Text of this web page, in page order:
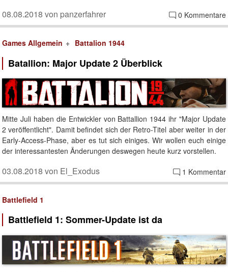
0 Kommentare
08.08.2018 von panzerfahrer
Games Allgemein Battalion 1944
Batallion: Major Update 2 Überblick
Mitte Juli haben die Entwickler von Battallion 1944 ihr "Major Update
2 veröffentlicht". Damit befindet sich der Retro-Titel aber weiter in der
Early-Access-Phase, aber es tut sich einiges. Wir wollen euch einige
der interessantesten Änderungen deswegen heute kurz vorstellen.
1 Kommentar
03.08.2018 von El_Exodus
Battlefield 1
Battlefield 1: Sommer-Update ist da